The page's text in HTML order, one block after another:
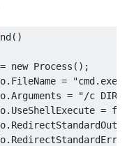
()
= new Process ();
. FileName = "cmd.exe"
.Arguments = "/c DIR"
. UseShellExecute =
.
.